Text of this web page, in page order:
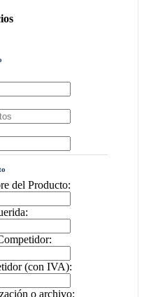
del Producto:
(con IVA):
o archivo: